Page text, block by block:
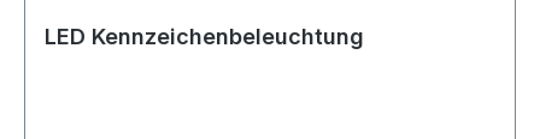
LED Kennzeichenbeleuchtung